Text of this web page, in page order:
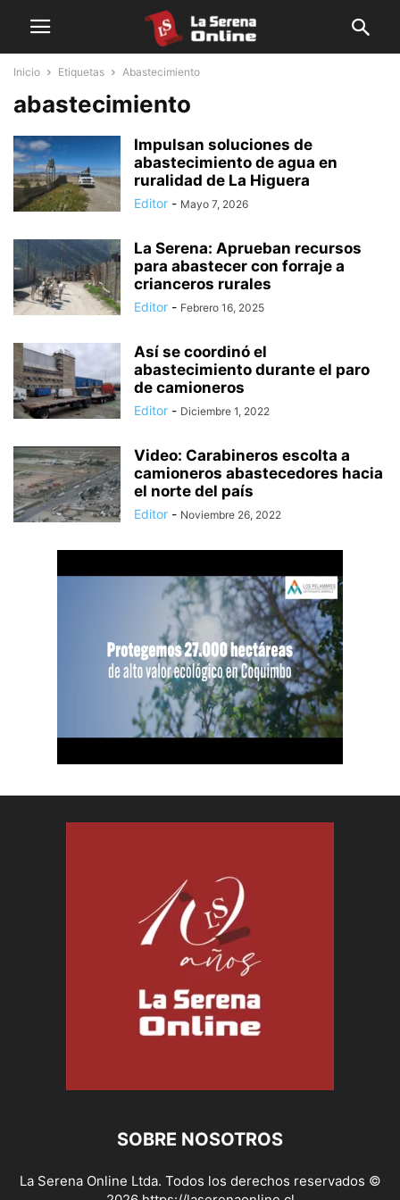
Inicio Etiquetas Abastecimiento
abastecimiento
Impulsan soluciones de
abastecimiento de agua en
ruralidad de La Higuera
Editor - Mayo 7, 2026
La Serena: Aprueban recursos
para abastecer con forraje a
crianceros rurales
Editor - Febrero 16, 2025
Así se coordinó el
abastecimiento durante el paro
de camioneros
Editor - Diciembre 1, 2022
Video: Carabineros escolta a
camioneros abastecedores hacia
el norte del país
Editor - Noviembre 26, 2022
SOBRE NOSOTROS
La Serena Online Ltda. Todos los derechos reservados ©